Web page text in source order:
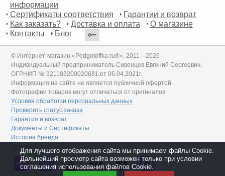
информации
Сертификаты соответствия
Гарантии и возврат
Как заказать?
Доставка и оплата
О магазине
Контакты
Блог
© Интернет-магазин «Podgotoffka.ru®», 2011—2026
Индивидуальный предприниматель Сивенцев Евгений Сергеевич,
ОГРНИП № 321183200020681 от 06.04.2021г.
Информация на сайте не является публичной офертой
Фотографии товаров могут отличаться от оригиналов
Условия обработки персональных данных
Проверить статус заказа
Гарантия и возврат
Документы и Сертификаты
История бренда
Дилеры
Для лучшего отображения сайта мы принимаем файлы Cookie.
Дальнейший просмотр сайта возможен только при условии
соглашения использования файлов Cookie.